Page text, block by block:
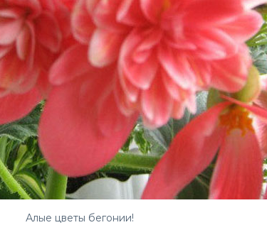
Алые цветы бегонии!